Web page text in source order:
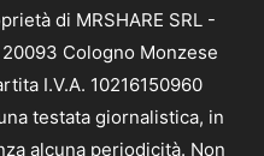
di MRSHARE SRL -
Cologno Monzese
I.V.A. 10216150960
testata giornalistica, in
alcuna periodicità. Non